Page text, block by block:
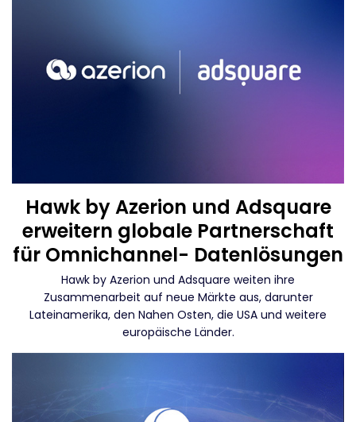
Hawk by Azerion und Adsquare
erweitern globale Partnerschaft
für Omnichannel- Datenlösungen
Hawk by Azerion und Adsquare weiten ihre
Zusammenarbeit auf neue Märkte aus, darunter
Lateinamerika, den Nahen Osten, die USA und weitere
europäische Länder.